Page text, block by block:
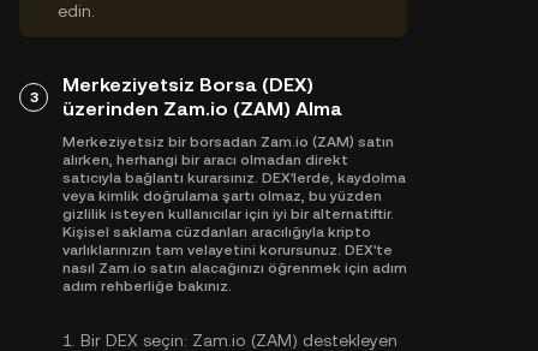
edin.
3
Merkeziyetsiz Borsa (DEX)
üzerinden Zam.io (ZAM) Alma
Merkeziyetsiz bir borsadan Zam.io (ZAM) satın
alırken, herhangi bir aracı olmadan direkt
satıcıyla bağlantı kurarsınız. DEX'lerde, kaydolma
veya kimlik doğrulama şartı olmaz, bu yüzden
gizlilik isteyen kullanıcılar için iyi bir alternatiftir.
Kişisel saklama cüzdanları aracılığıyla kripto
varlıklarınızın tam velayetini korursunuz. DEX'te
nasıl Zam.io satın alacağınızı öğrenmek için adım
adım rehberliğe bakınız.
1. Bir DEX seçin: Zam.io (ZAM) destekleyen